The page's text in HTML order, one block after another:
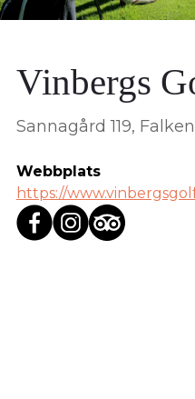
Vinbergs
Sannagård 119,
Webbplats
https://